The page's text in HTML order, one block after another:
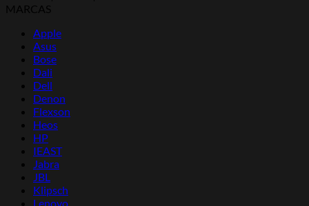
MARCAS
Apple
Asus
Bose
Dali
Dell
Denon
Flexson
Heos
HP
IEAST
Jabra
JBL
Klipsch
Lenovo